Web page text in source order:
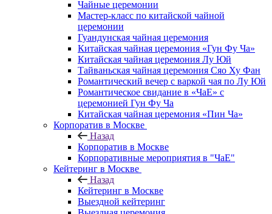
Чайные церемонии
Мастер-класс по китайской чайной
церемонии
Гуандунская чайная церемония
Китайская чайная церемония «Гун Фу Ча»
Китайская чайная церемония Лу Юй
Тайваньская чайная церемония Сяо Ху Фан
Романтический вечер с варкой чая по Лу Юй
Романтическое свидание в «ЧаЕ» с
церемонией Гун Фу Ча
Китайская чайная церемония «Пин Ча»
Корпоратив в Москве
Назад
Корпоратив в Москве
Корпоративные мероприятия в "ЧаЕ"
Кейтеринг в Москве
Назад
Кейтеринг в Москве
Выездной кейтеринг